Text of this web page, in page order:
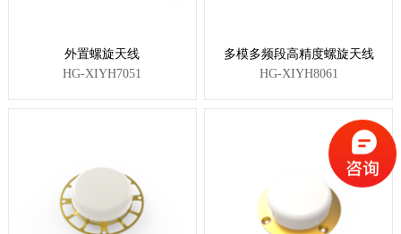
外置螺旋天线
HG-XIYH7051
多模多频段高精度螺旋天线
HG-XIYH8061